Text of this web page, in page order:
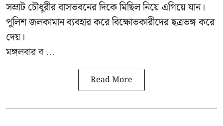
সম্রাট চৌধুরীর বাসভবনের দিকে মিছিল নিয়ে এগিয়ে যান।
পুলিশ জলকামান ব্যবহার করে বিক্ষোভকারীদের ছত্রভঙ্গ করে
দেয়।
মঙ্গলবার ব ...
Read More